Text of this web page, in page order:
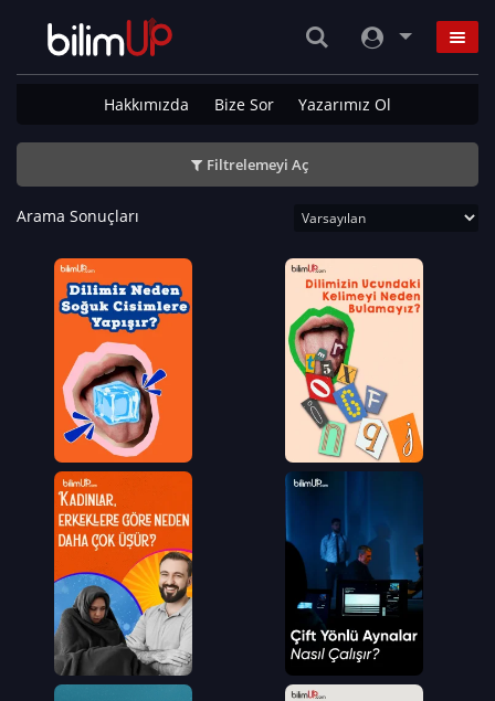
Hakkımızda Bize Sor Yazarımız Ol
Filtrelemeyi Aç
Arama Sonuçları